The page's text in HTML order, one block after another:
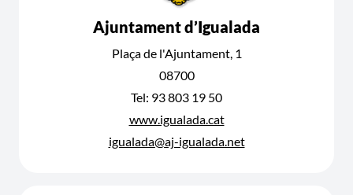
Ajuntament d’Igualada
Plaça de l'Ajuntament, 1
08700
Tel: 93 803 19 50
www.igualada.cat
igualada@aj-igualada.net